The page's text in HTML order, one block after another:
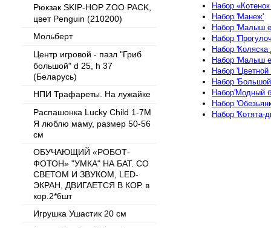
Рюкзак SKIP-HOP ZOO PACK,
цвет Penguin (210200)
Мольберт
Центр игровой - пазл "Гриб
большой" d 25, h 37
(Беларусь)
НПИ Трафареты. На лужайке
Распашонка Lucky Child 1-7М
Я люблю маму, размер 50-56
см
ОБУЧАЮЩИЙ «РОБОТ-
ФОТОН» "УМКА" НА БАТ. СО
СВЕТОМ И ЗВУКОМ, LED-
ЭКРАН, ДВИГАЕТСЯ В КОР. в
кор.2*6шт
Игрушка Ушастик 20 см
Набор
Набор 'Манеж'
Набор 'Малыш
Набор
Набор 'Коляска
Набор 'Малыш
Набор 'Цветной
Набор
Набор'Модный
Набор
Набор 'Котята-